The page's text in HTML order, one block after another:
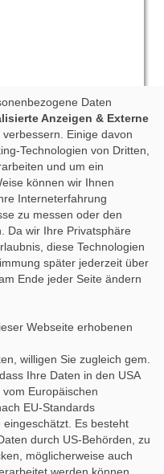
Daten
Anzeigen & Externe
Einige davon
Technologien von Dritten,
und um ein
können wir Ihnen
Interneterfahrung
zu messen oder den
Da wir Ihre Privatsphäre
diese Technologien
später jederzeit über
Ende jeder Seite ändern
Webseite erhobenen
willigen Sie zugleich gem.
Ihre Daten in den USA
Europäischen
EU-Standards
Es besteht
durch US-Behörden, zu
möglicherweise auch